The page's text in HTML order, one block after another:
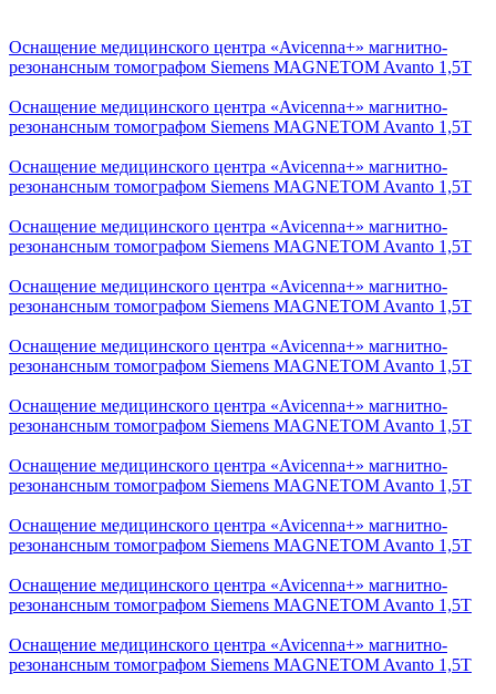
Оснащение медицинского центра «Avicenna+» магнитно-
резонансным томографом Siemens MAGNETOM Avanto 1,5Т
Оснащение медицинского центра «Avicenna+» магнитно-
резонансным томографом Siemens MAGNETOM Avanto 1,5Т
Оснащение медицинского центра «Avicenna+» магнитно-
резонансным томографом Siemens MAGNETOM Avanto 1,5Т
Оснащение медицинского центра «Avicenna+» магнитно-
резонансным томографом Siemens MAGNETOM Avanto 1,5Т
Оснащение медицинского центра «Avicenna+» магнитно-
резонансным томографом Siemens MAGNETOM Avanto 1,5Т
Оснащение медицинского центра «Avicenna+» магнитно-
резонансным томографом Siemens MAGNETOM Avanto 1,5Т
Оснащение медицинского центра «Avicenna+» магнитно-
резонансным томографом Siemens MAGNETOM Avanto 1,5Т
Оснащение медицинского центра «Avicenna+» магнитно-
резонансным томографом Siemens MAGNETOM Avanto 1,5Т
Оснащение медицинского центра «Avicenna+» магнитно-
резонансным томографом Siemens MAGNETOM Avanto 1,5Т
Оснащение медицинского центра «Avicenna+» магнитно-
резонансным томографом Siemens MAGNETOM Avanto 1,5Т
Оснащение медицинского центра «Avicenna+» магнитно-
резонансным томографом Siemens MAGNETOM Avanto 1,5Т